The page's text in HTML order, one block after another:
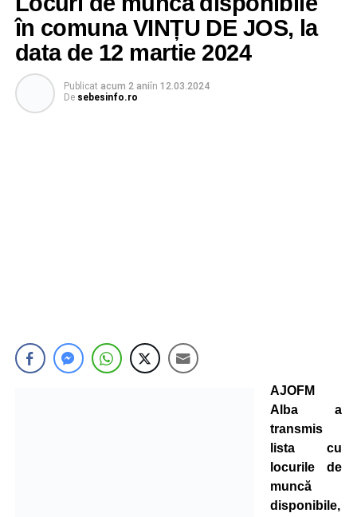
în comuna VINȚU DE JOS, la
data de 12 martie 2024
Publicat acum 2 aniîn 12.03.2024
De sebesinfo.ro
AJOFM
Alba a
transmis
lista cu
locurile de
muncă
disponibile,